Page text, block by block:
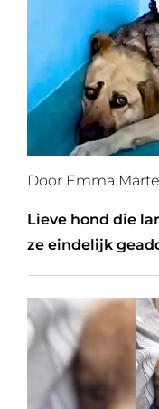
Door Emma
Lieve hond die
ze eindelijk